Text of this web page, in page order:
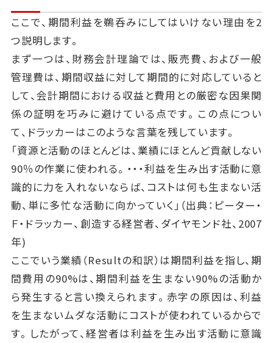
ここで、期間利益を鵜呑みにしてはいけない理由を2
つ説明します。
まず一つは、財務会計理論では、販売費、および一般
管理費は、期間収益に対して期間的に対応していると
して、会計期間における収益と費用との厳密な因果関
係の証明を巧みに避けている点です。この点につい
て、ドラッカーはこのような言葉を残しています。
「資源と活動のほとんどは、業績にほとんど貢献しない
90％の作業に使われる。・・・利益を生み出す活動に意
識的に力を入れないならば、コストは何も生まない活
動、単に多忙な活動に向かっていく」（出典：ピーター・
Ｆ・ドラッカー、創造する経営者、ダイヤモンド社、2007
年)
ここでいう業績（Resultの和訳）は期間利益を指し、期
間費用の90%は、期間利益を生まない90%の活動か
ら発生すると言い換えられます。赤字の原因は、利益
を生まないムダな活動にコストが使われているからで
す。したがって、経営者は利益を生み出す活動に意識